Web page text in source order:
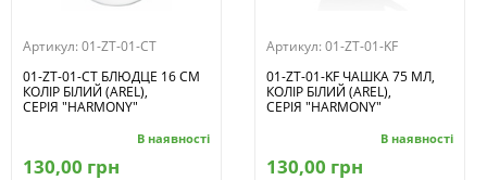
Артикул: 01-ZT-01-CT
01-ZT-01-CT БЛЮДЦЕ 16 СМ
КОЛІР БІЛИЙ (AREL),
СЕРІЯ "HARMONY"
В наявності
130,00 грн
Артикул: 01-ZT-01-KF
01-ZT-01-KF ЧАШКА 75 МЛ,
КОЛІР БІЛИЙ (AREL),
СЕРІЯ "HARMONY"
В наявності
130,00 грн